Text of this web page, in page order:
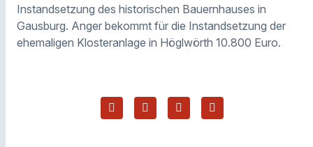
Instandsetzung des historischen Bauernhauses in
Gausburg. Anger bekommt für die Instandsetzung der
ehemaligen Klosteranlage in Höglwörth 10.800 Euro.